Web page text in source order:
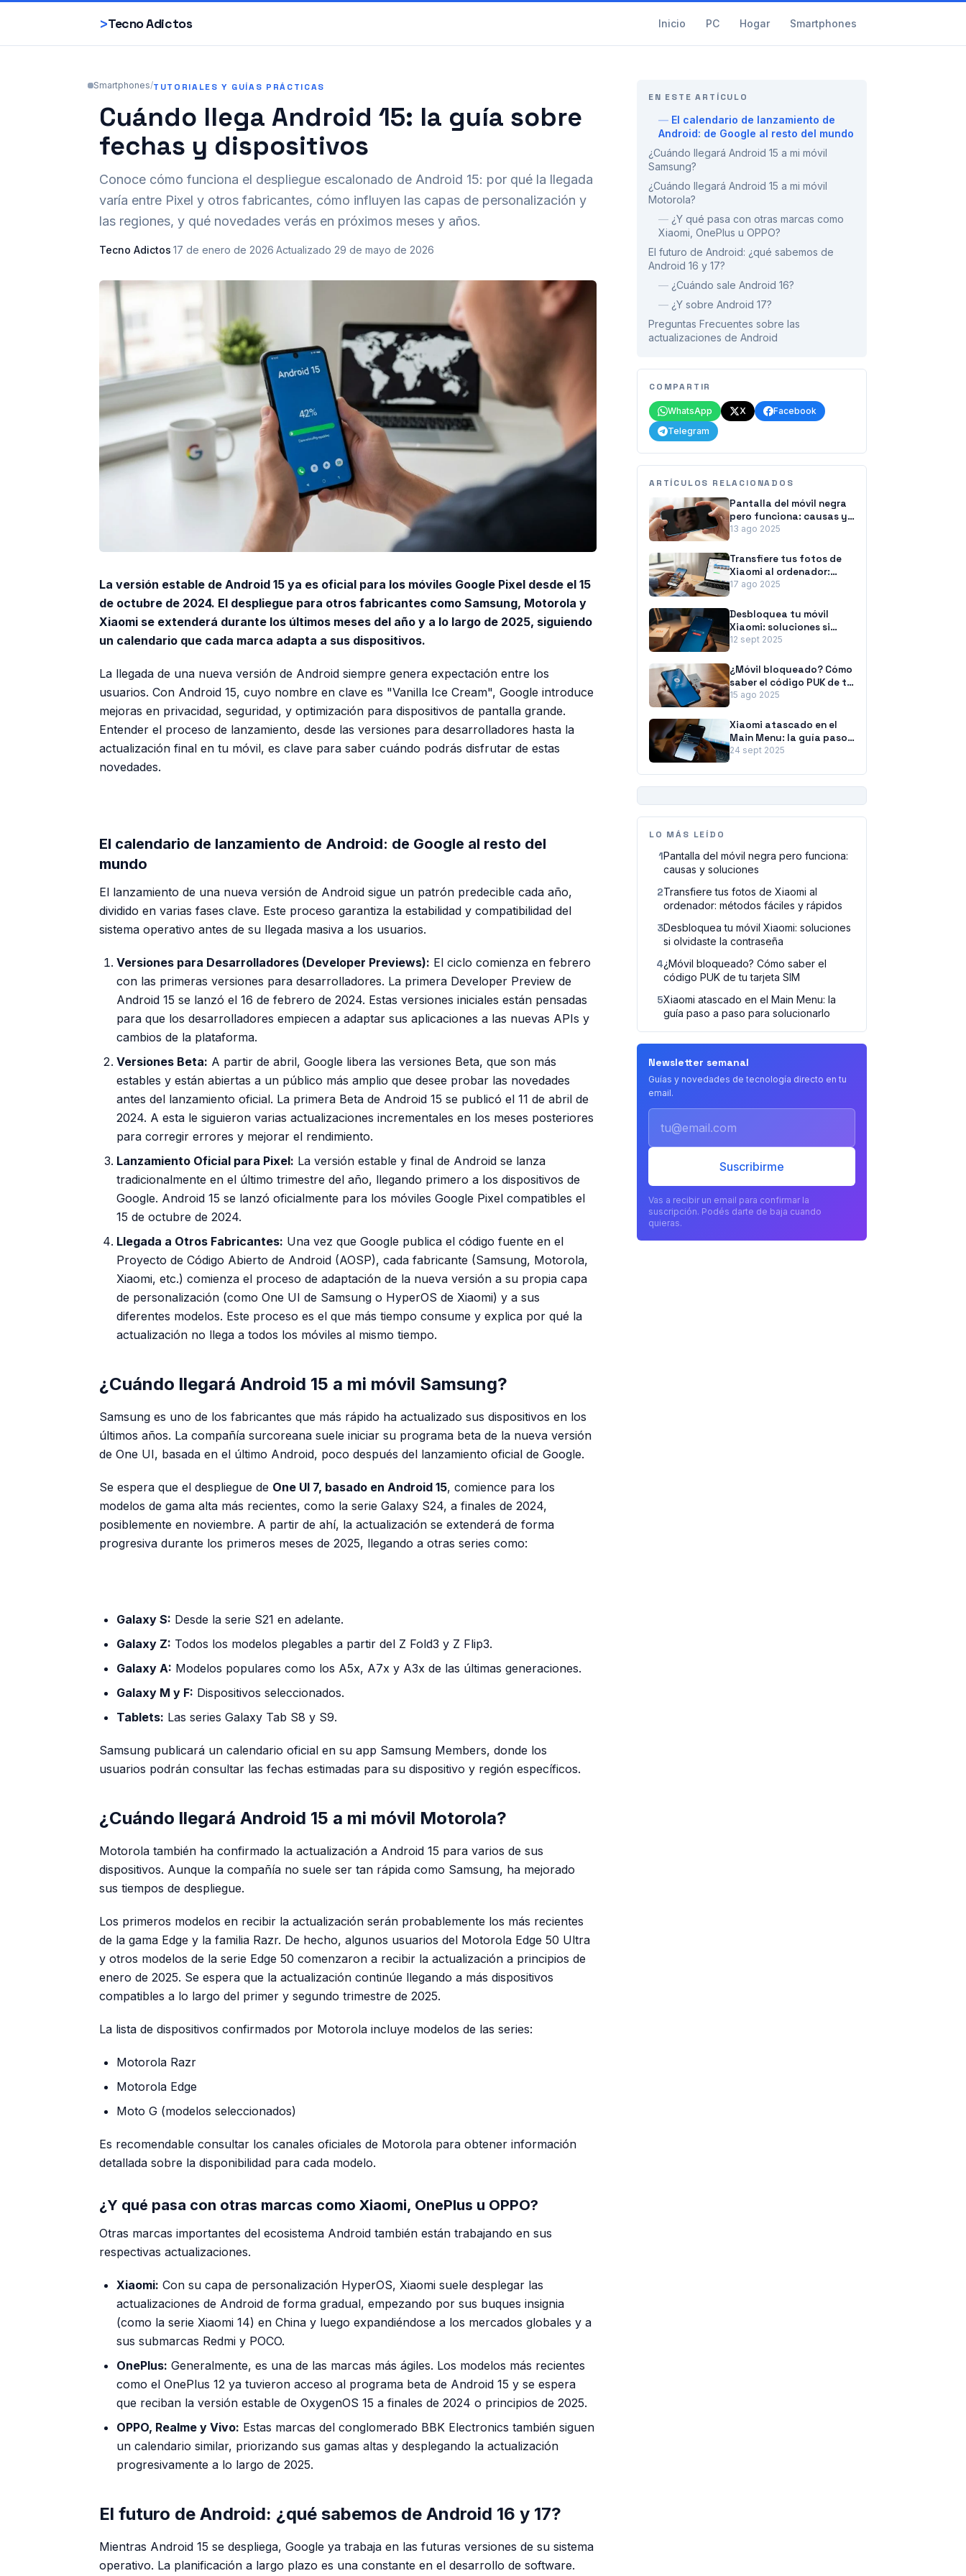
>Tecno Adictos Inicio PC Hogar Smartphones
Smartphones/TUTORIALES Y GUÍAS PRÁCTICAS
Cuándo llega Android 15: la guía sobre
fechas y dispositivos
Conoce cómo funciona el despliegue escalonado de Android 15: por qué la llegada
varía entre Pixel y otros fabricantes, cómo influyen las capas de personalización y
las regiones, y qué novedades verás en próximos meses y años.
Tecno Adictos·17 de enero de 2026·Actualizado 29 de mayo de 2026
La versión estable de Android 15 ya es oficial para los móviles Google Pixel desde el 15
de octubre de 2024. El despliegue para otros fabricantes como Samsung, Motorola y
Xiaomi se extenderá durante los últimos meses del año y a lo largo de 2025, siguiendo
un calendario que cada marca adapta a sus dispositivos.
La llegada de una nueva versión de Android siempre genera expectación entre los
usuarios. Con Android 15, cuyo nombre en clave es "Vanilla Ice Cream", Google introduce
mejoras en privacidad, seguridad, y optimización para dispositivos de pantalla grande.
Entender el proceso de lanzamiento, desde las versiones para desarrolladores hasta la
actualización final en tu móvil, es clave para saber cuándo podrás disfrutar de estas
novedades.
El calendario de lanzamiento de Android: de Google al resto del
mundo
El lanzamiento de una nueva versión de Android sigue un patrón predecible cada año,
dividido en varias fases clave. Este proceso garantiza la estabilidad y compatibilidad del
sistema operativo antes de su llegada masiva a los usuarios.
Versiones para Desarrolladores (Developer Previews): El ciclo comienza en febrero
con las primeras versiones para desarrolladores. La primera Developer Preview de
Android 15 se lanzó el 16 de febrero de 2024. Estas versiones iniciales están pensadas
para que los desarrolladores empiecen a adaptar sus aplicaciones a las nuevas APIs y
cambios de la plataforma.
Versiones Beta: A partir de abril, Google libera las versiones Beta, que son más
estables y están abiertas a un público más amplio que desee probar las novedades
antes del lanzamiento oficial. La primera Beta de Android 15 se publicó el 11 de abril de
2024. A esta le siguieron varias actualizaciones incrementales en los meses posteriores
para corregir errores y mejorar el rendimiento.
Lanzamiento Oficial para Pixel: La versión estable y final de Android se lanza
tradicionalmente en el último trimestre del año, llegando primero a los dispositivos de
Google. Android 15 se lanzó oficialmente para los móviles Google Pixel compatibles el
15 de octubre de 2024.
Llegada a Otros Fabricantes: Una vez que Google publica el código fuente en el
Proyecto de Código Abierto de Android (AOSP), cada fabricante (Samsung, Motorola,
Xiaomi, etc.) comienza el proceso de adaptación de la nueva versión a su propia capa
de personalización (como One UI de Samsung o HyperOS de Xiaomi) y a sus
diferentes modelos. Este proceso es el que más tiempo consume y explica por qué la
actualización no llega a todos los móviles al mismo tiempo.
¿Cuándo llegará Android 15 a mi móvil Samsung?
Samsung es uno de los fabricantes que más rápido ha actualizado sus dispositivos en los
últimos años. La compañía surcoreana suele iniciar su programa beta de la nueva versión
de One UI, basada en el último Android, poco después del lanzamiento oficial de Google.
Se espera que el despliegue de One UI 7, basado en Android 15, comience para los
modelos de gama alta más recientes, como la serie Galaxy S24, a finales de 2024,
posiblemente en noviembre. A partir de ahí, la actualización se extenderá de forma
progresiva durante los primeros meses de 2025, llegando a otras series como:
Galaxy S: Desde la serie S21 en adelante.
Galaxy Z: Todos los modelos plegables a partir del Z Fold3 y Z Flip3.
Galaxy A: Modelos populares como los A5x, A7x y A3x de las últimas generaciones.
Galaxy M y F: Dispositivos seleccionados.
Tablets: Las series Galaxy Tab S8 y S9.
Samsung publicará un calendario oficial en su app Samsung Members, donde los
usuarios podrán consultar las fechas estimadas para su dispositivo y región específicos.
¿Cuándo llegará Android 15 a mi móvil Motorola?
Motorola también ha confirmado la actualización a Android 15 para varios de sus
dispositivos. Aunque la compañía no suele ser tan rápida como Samsung, ha mejorado
sus tiempos de despliegue.
Los primeros modelos en recibir la actualización serán probablemente los más recientes
de la gama Edge y la familia Razr. De hecho, algunos usuarios del Motorola Edge 50 Ultra
y otros modelos de la serie Edge 50 comenzaron a recibir la actualización a principios de
enero de 2025. Se espera que la actualización continúe llegando a más dispositivos
compatibles a lo largo del primer y segundo trimestre de 2025.
La lista de dispositivos confirmados por Motorola incluye modelos de las series:
Motorola Razr
Motorola Edge
Moto G (modelos seleccionados)
Es recomendable consultar los canales oficiales de Motorola para obtener información
detallada sobre la disponibilidad para cada modelo.
¿Y qué pasa con otras marcas como Xiaomi, OnePlus u OPPO?
Otras marcas importantes del ecosistema Android también están trabajando en sus
respectivas actualizaciones.
Xiaomi: Con su capa de personalización HyperOS, Xiaomi suele desplegar las
actualizaciones de Android de forma gradual, empezando por sus buques insignia
(como la serie Xiaomi 14) en China y luego expandiéndose a los mercados globales y a
sus submarcas Redmi y POCO.
OnePlus: Generalmente, es una de las marcas más ágiles. Los modelos más recientes
como el OnePlus 12 ya tuvieron acceso al programa beta de Android 15 y se espera
que reciban la versión estable de OxygenOS 15 a finales de 2024 o principios de 2025.
OPPO, Realme y Vivo: Estas marcas del conglomerado BBK Electronics también siguen
un calendario similar, priorizando sus gamas altas y desplegando la actualización
progresivamente a lo largo de 2025.
El futuro de Android: ¿qué sabemos de Android 16 y 17?
Mientras Android 15 se despliega, Google ya trabaja en las futuras versiones de su sistema
operativo. La planificación a largo plazo es una constante en el desarrollo de software.
EN ESTE ARTÍCULO
— El calendario de lanzamiento de
Android: de Google al resto del mundo
¿Cuándo llegará Android 15 a mi móvil
Samsung?
¿Cuándo llegará Android 15 a mi móvil
Motorola?
— ¿Y qué pasa con otras marcas como
Xiaomi, OnePlus u OPPO?
El futuro de Android: ¿qué sabemos de
Android 16 y 17?
— ¿Cuándo sale Android 16?
— ¿Y sobre Android 17?
Preguntas Frecuentes sobre las
actualizaciones de Android
COMPARTIR
WhatsApp X
Facebook
Telegram
ARTÍCULOS RELACIONADOS
Pantalla del móvil negra
pero funciona: causas y
soluciones
13 ago 2025
Transfiere tus fotos de
Xiaomi al ordenador:
métodos fáciles y
17 ago 2025
Desbloquea tu móvil
Xiaomi: soluciones si
olvidaste la contraseña
12 sept 2025
¿Móvil bloqueado? Cómo
saber el código PUK de tu
tarjeta SIM
15 ago 2025
Xiaomi atascado en el
Main Menu: la guía paso
a paso para solucionarlo
24 sept 2025
LO MÁS LEÍDO
1Pantalla del móvil negra pero funciona:
causas y soluciones
2Transfiere tus fotos de Xiaomi al
ordenador: métodos fáciles y rápidos
3Desbloquea tu móvil Xiaomi: soluciones
si olvidaste la contraseña
4¿Móvil bloqueado? Cómo saber el
código PUK de tu tarjeta SIM
5Xiaomi atascado en el Main Menu: la
guía paso a paso para solucionarlo
Newsletter semanal
Guías y novedades de tecnología directo en tu
email.
Suscribirme
Vas a recibir un email para confirmar la
suscripción. Podés darte de baja cuando
quieras.